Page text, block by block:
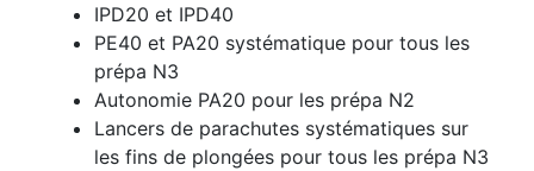
IPD20 et IPD40
PE40 et PA20 systématique pour tous les
prépa N3
Autonomie PA20 pour les prépa N2
Lancers de parachutes systématiques sur
les fins de plongées pour tous les prépa N3